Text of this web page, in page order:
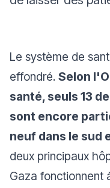
Le système de
effondré. Selon
santé, seuls 13
sont encore
neuf dans le sud
deux principaux
Gaza fonctionnent